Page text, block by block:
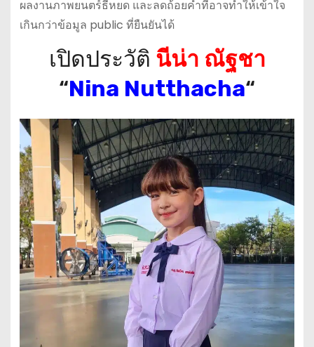
ผลงานภาพยนตร์ธี่หยด และลดถ้อยคำที่อาจทำให้เข้าใจ
เกินกว่าข้อมูล public ที่ยืนยันได้
เปิดประวัติ นีน่า ณัฐชา
“Nina Nutthacha“